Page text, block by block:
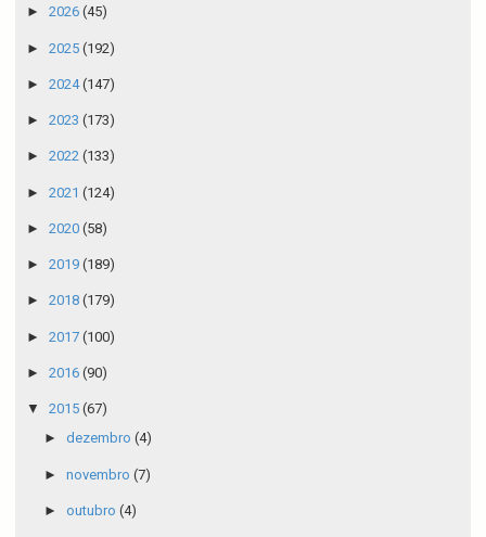
► 2026 (45)
► 2025 (192)
► 2024(147)
► 2023 (173)
► 2022 (133)
► 2021 (124)
► 2020 (58)
► 2019 (189)
► 2018 (179)
► 2017 (100)
► 2016 (90)
▼ 2015 (67)
► dezembro (4)
► novembro (7)
► outubro (4)